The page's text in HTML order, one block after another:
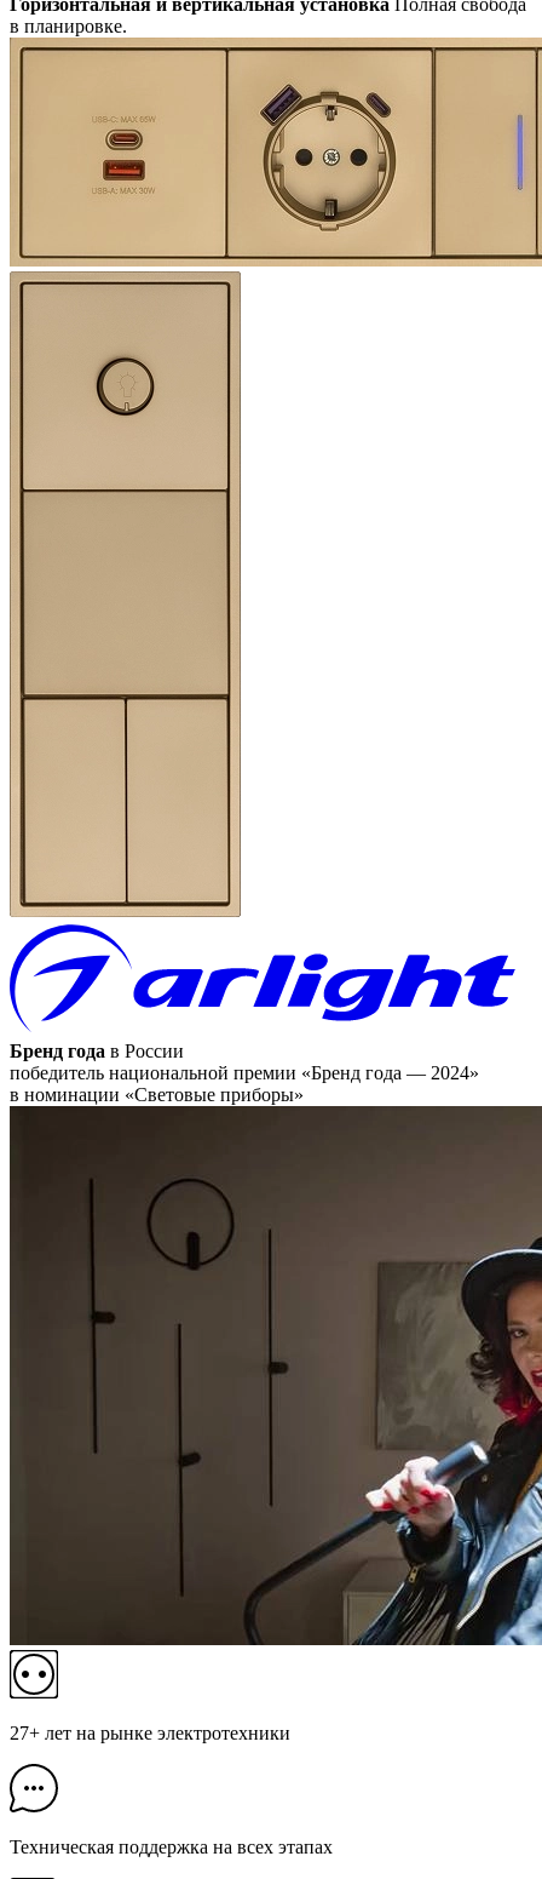
Горизонтальная и вертикальная установка
Полная свобода
в планировке.
Бренд года в России
победитель национальной премии «Бренд года — 2024»
в номинации «Световые приборы»
27+ лет на рынке электротехники
Техническая поддержка на всех этапах